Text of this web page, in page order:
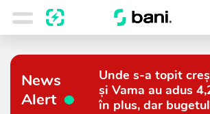
News
Alert
Unde s-a topit
și Vama au adus
în plus, dar